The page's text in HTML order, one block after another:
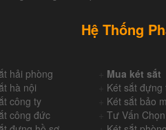
Hệ Thống
hải phòng Mua két sắt
hà nội Két sắt đựng
công ty Két sắt bảo
công đức Tư Vấn